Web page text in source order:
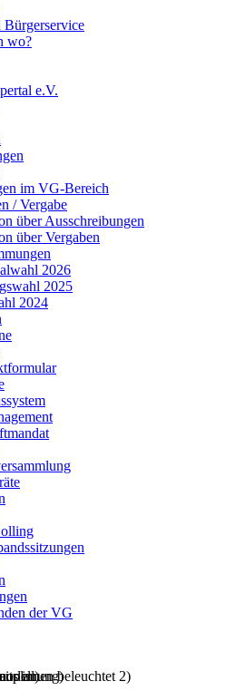
wo?
e.V.
im VG-Bereich
/ Vergabe
über Ausschreibungen
über Vergaben
2026
2025
2024
der VG